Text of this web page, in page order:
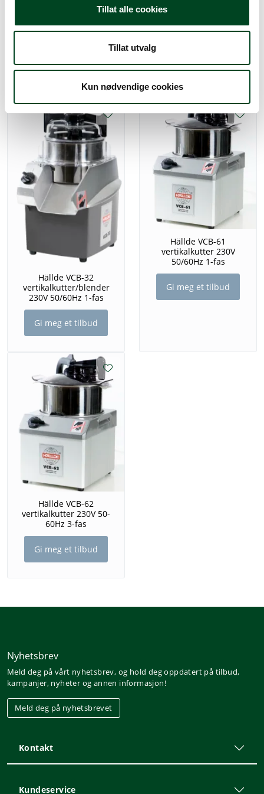
Tillat alle cookies
Tillat utvalg
Kun nødvendige cookies
Hällde VCB-62
vertikalkutter 400V 50Hz
Gi meg et tilbud
vertikalkutter 400V 50 Hz
Gi meg et tilbud
Hällde VCB-32
vertikalkutter/blender
230V 50/60Hz 1-fas
Gi meg et tilbud
Hällde VCB-61
vertikalkutter 230V
50/60Hz 1-fas
Gi meg et tilbud
Hällde VCB-62
vertikalkutter 230V 50-
60Hz 3-fas
Gi meg et tilbud
Nyhetsbrev
Meld deg på vårt nyhetsbrev, og hold deg oppdatert på tilbud,
kampanjer, nyheter og annen informasjon!
Meld deg på nyhetsbrevet
Kontakt
Kundeservice